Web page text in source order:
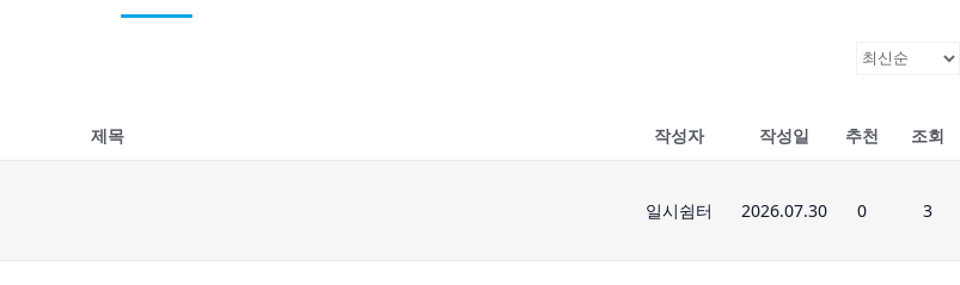
제목 작성자 작성일 추천 조회
일시쉼터 2026.07.30 0 3